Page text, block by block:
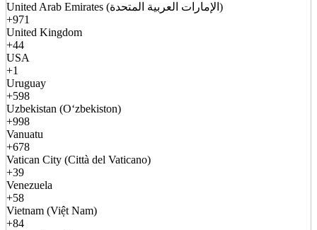
United Arab Emirates (الإمارات العربية المتحدة)
+971
United Kingdom
+44
USA
+1
Uruguay
+598
Uzbekistan (Oʻzbekiston)
+998
Vanuatu
+678
Vatican City (Città del Vaticano)
+39
Venezuela
+58
Vietnam (Việt Nam)
+84